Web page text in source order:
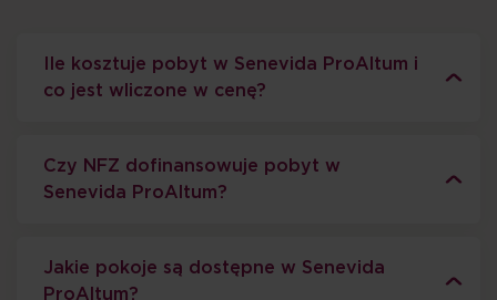
Ile kosztuje pobyt w Senevida ProAltum i
co jest wliczone w cenę?
Czy NFZ dofinansowuje pobyt w
Senevida ProAltum?
Jakie pokoje są dostępne w Senevida
ProAltum?